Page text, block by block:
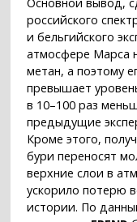
российского
и бельгийского
атмосфере Марса
метан, а поэтому
превышает
в 10–100 раз
предыдущие
Кроме этого,
бури переносят
верхние слои в
ускорило потерю
истории. По